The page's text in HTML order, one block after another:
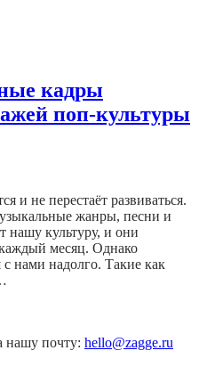
кадры
поп-культуры
и не перестаёт развиваться.
жанры, песни и
нашу культуру, и они
месяц. Однако
нами надолго. Такие как
почту: hello@zagge.ru